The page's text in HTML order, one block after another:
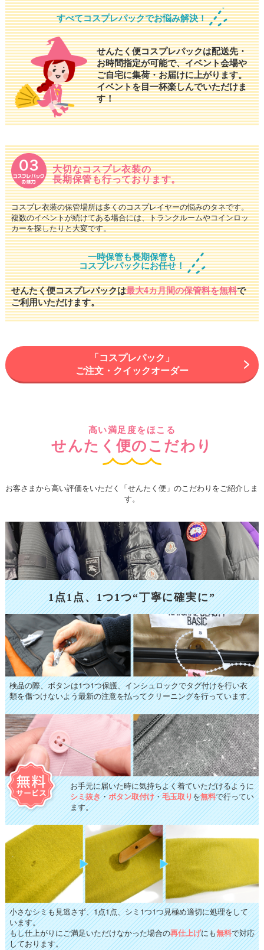
すべてコスプレパックでお悩み解決！
せんたく便コスプレパックは配送先・
お時間指定が可能で、イベント会場や
ご自宅に集荷・お届けに上がります。
イベントを目一杯楽しんでいただけま
す！
大切なコスプレ衣装の
長期保管も行っております。
コスプレ衣装の保管場所は多くのコスプレイヤーの悩みのタネです。
複数のイベントが続けてある場合には、トランクルームやコインロッ
カーを探したりと大変です。
一時保管も長期保管も
コスプレパックにお任せ！
せんたく便コスプレパックは最大4カ月間の保管料を無料で
ご利用いただけます。
「コスプレパック」
ご注文・クイックオーダー
高い満足度をほこる
せんたく便のこだわり
お客さまから高い評価をいただく「せんたく便」のこだわりをご紹介しま
す。
1点1点、1つ1つ“丁寧に確実に”
検品の際、ボタンは1つ1つ保護、インシュロックでタグ付けを行い衣
類を傷つけないよう最新の注意を払ってクリーニングを行っています。
お手元に届いた時に気持ちよく着ていただけるように
シミ抜き・ボタン取付け・毛玉取りを無料で行ってい
ます。
小さなシミも見逃さず、1点1点、シミ1つ1つ見極め適切に処理をして
います。
もし仕上がりにご満足いただけなかった場合の再仕上げにも無料で対応
しております。